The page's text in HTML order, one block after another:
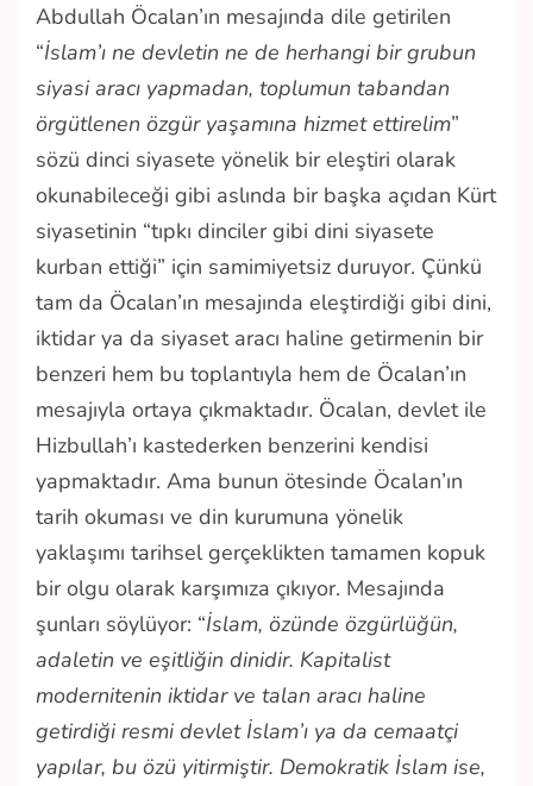
Abdullah Öcalan’ın mesajında dile getirilen
“İslam’ı ne devletin ne de herhangi bir grubun
siyasi aracı yapmadan, toplumun tabandan
örgütlenen özgür yaşamına hizmet ettirelim”
sözü dinci siyasete yönelik bir eleştiri olarak
okunabileceği gibi aslında bir başka açıdan Kürt
siyasetinin “tıpkı dinciler gibi dini siyasete
kurban ettiği” için samimiyetsiz duruyor. Çünkü
tam da Öcalan’ın mesajında eleştirdiği gibi dini,
iktidar ya da siyaset aracı haline getirmenin bir
benzeri hem bu toplantıyla hem de Öcalan’ın
mesajıyla ortaya çıkmaktadır. Öcalan, devlet ile
Hizbullah’ı kastederken benzerini kendisi
yapmaktadır. Ama bunun ötesinde Öcalan’ın
tarih okuması ve din kurumuna yönelik
yaklaşımı tarihsel gerçeklikten tamamen kopuk
bir olgu olarak karşımıza çıkıyor. Mesajında
şunları söylüyor: “İslam, özünde özgürlüğün,
adaletin ve eşitliğin dinidir. Kapitalist
modernitenin iktidar ve talan aracı haline
getirdiği resmi devlet İslam’ı ya da cemaatçi
yapılar, bu özü yitirmiştir. Demokratik İslam ise,